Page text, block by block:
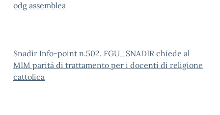
odg assemblea
Snadir Info-point n.502. FGU_SNADIR chiede al
MIM parità di trattamento per i docenti di religione
cattolica